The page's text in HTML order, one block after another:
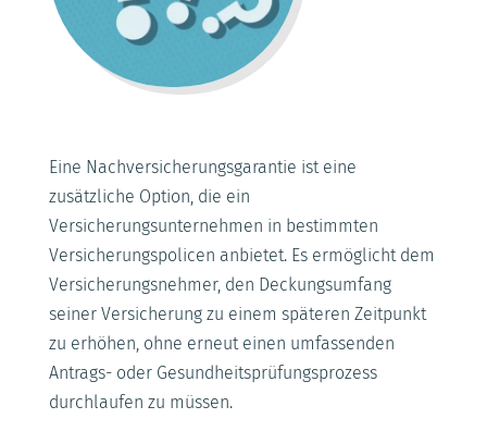
Eine Nachversicherungsgarantie ist eine
zusätzliche Option, die ein
Versicherungsunternehmen in bestimmten
Versicherungspolicen anbietet. Es ermöglicht dem
Versicherungsnehmer, den Deckungsumfang
seiner Versicherung zu einem späteren Zeitpunkt
zu erhöhen, ohne erneut einen umfassenden
Antrags- oder Gesundheitsprüfungsprozess
durchlaufen zu müssen.